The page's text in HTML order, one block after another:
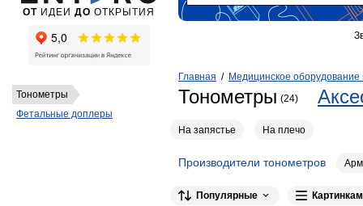
Главная / Медицинское оборудование
Тонометры (24)
На запястье На плечо
Производители тонометров
Популярные
Тонометры
Фетальные доплеры
ОТ ИДЕИ ДО ОТКРЫТИЯ